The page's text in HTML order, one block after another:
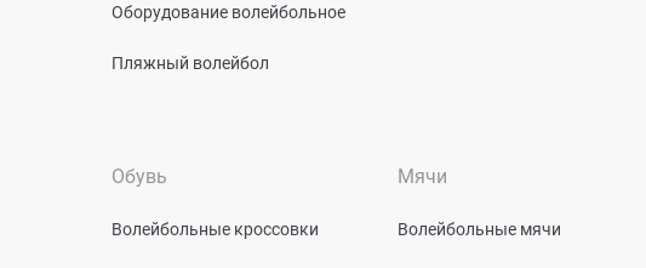
Оборудование волейбольное
Пляжный волейбол
Обувь
Волейбольные кроссовки
Мячи
Волейбольные мячи